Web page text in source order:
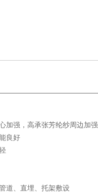
加强，高承张芳纶纱周边加强
良好
道、直埋、托架敷设